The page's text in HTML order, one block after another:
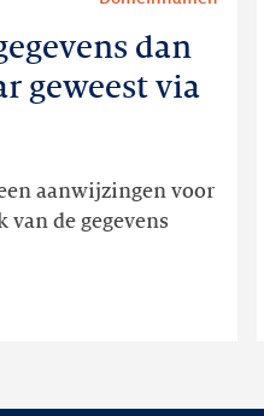
dan
geweest via
aanwijzingen voor
van de gegevens